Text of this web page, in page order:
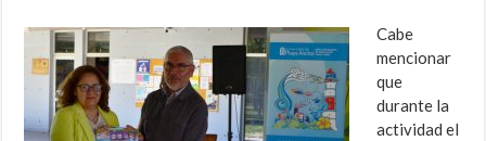
Cabe
mencionar
que
durante la
actividad el